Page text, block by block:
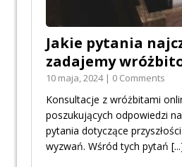
Jakie pytania
zadajemy
10 maja, 2024 | 0 Comments
Konsultacje z wróżbitami
poszukujących odpowiedzi
pytania dotyczące
wyzwań. Wśród tych pytań